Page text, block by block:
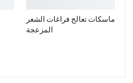
ماسكات تعالج فراغات الشعر
المزعجة